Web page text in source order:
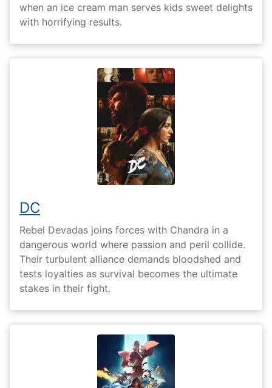
when an ice cream man serves kids sweet delights
with horrifying results.
DC
Rebel Devadas joins forces with Chandra in a
dangerous world where passion and peril collide.
Their turbulent alliance demands bloodshed and
tests loyalties as survival becomes the ultimate
stakes in their fight.